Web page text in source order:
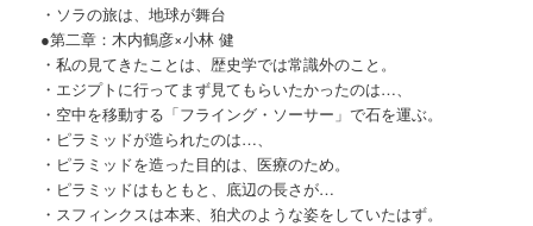
・ソラの旅は、地球が舞台
●第二章：木内鶴彦×小林 健
・私の見てきたことは、歴史学では常識外のこと。
・エジプトに行ってまず見てもらいたかったのは…、
・空中を移動する「フライング・ソーサー」で石を運ぶ。
・ピラミッドが造られたのは…、
・ピラミッドを造った目的は、医療のため。
・ピラミッドはもともと、底辺の長さが…
・スフィンクスは本来、狛犬のような姿をしていたはず。